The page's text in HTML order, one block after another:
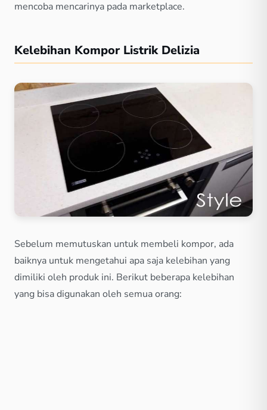
mencoba mencarinya pada marketplace.
Kelebihan Kompor Listrik Delizia
Sebelum memutuskan untuk membeli kompor, ada
baiknya untuk mengetahui apa saja kelebihan yang
dimiliki oleh produk ini. Berikut beberapa kelebihan
yang bisa digunakan oleh semua orang: